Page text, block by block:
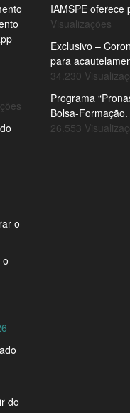
o
o
do
IAMSPE oferece
Visualizações
Exclusivo –
para
34.230
Programa
Bolsa-
26.553